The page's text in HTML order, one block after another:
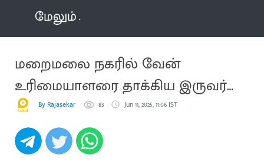
மேலும்
மறைமலை நகரில் வேன்
உரிமையாளரை தாக்கிய இருவர்
கைதுBy Rajasekar 83 Jun 11, 2025, 11:06 IST